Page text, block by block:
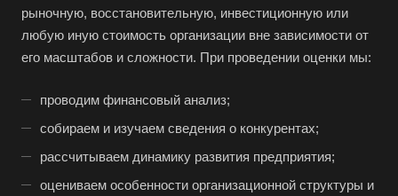
рыночную, восстановительную, инвестиционную или
любую иную стоимость организации вне зависимости от
его масштабов и сложности. При проведении оценки мы:
проводим финансовый анализ;
собираем и изучаем сведения о конкурентах;
рассчитываем динамику развития предприятия;
оцениваем особенности организационной структуры и